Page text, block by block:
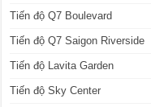
Tiến độ Q7 Boulevard
Tiến độ Q7 Saigon Riverside
Tiến độ Lavita Garden
Tiến độ Sky Center